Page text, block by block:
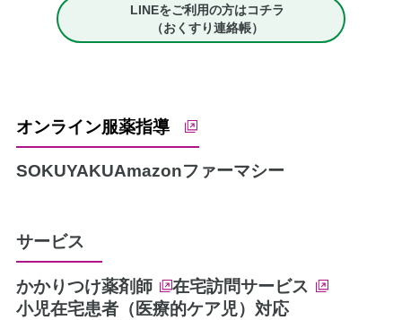
LINEをご利用の方はコチラ
（おくすり連絡帳）
オンライン服薬指導
SOKUYAKUAmazonファーマシー
サービス
かかりつけ薬剤師
在宅訪問サービス
小児在宅患者（医療的ケア児）対応